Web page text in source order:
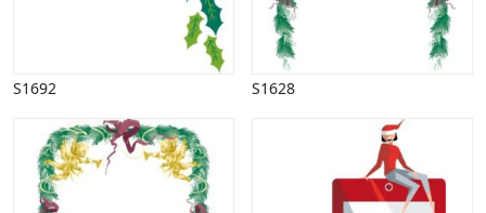
Kommunikation, nyhedsformidling
Lov, orden
Lyd, billede
Mad, drikke
Mærkedage
Marked, kræmmere
S1692 S1628